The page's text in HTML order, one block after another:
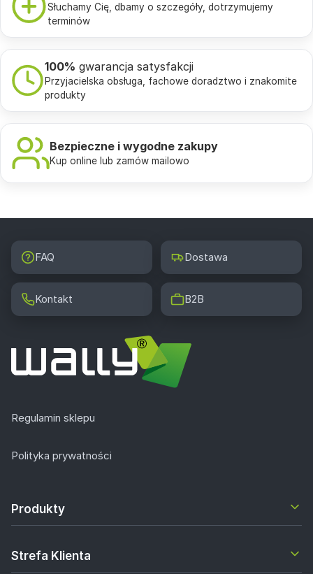
Słuchamy Cię, dbamy o szczegóły, dotrzymujemy
terminów
100% gwarancja satysfakcji
Przyjacielska obsługa, fachowe doradztwo i znakomite
produkty
Bezpieczne i wygodne zakupy
Kup online lub zamów mailowo
FAQ Dostawa
Kontakt B2B
Regulamin sklepu
Polityka prywatności
Produkty
Strefa Klienta